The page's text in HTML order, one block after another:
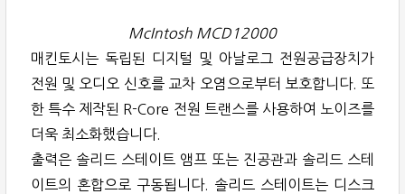
McIntosh MCD12000
매킨토시는 독립된 디지털 및 아날로그 전원공급장치가
전원 및 오디오 신호를 교차 오염으로부터 보호합니다. 또
한 특수 제작된 R-Core 전원 트랜스를 사용하여 노이즈를
더욱 최소화했습니다.
출력은 솔리드 스테이트 앰프 또는 진공관과 솔리드 스테
이트의 혼합으로 구동됩니다. 솔리드 스테이트는 디스크